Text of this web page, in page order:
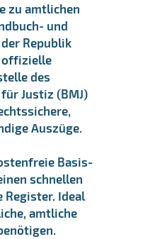
zu amtlichen
und
Republik
offizielle
des
Justiz (BMJ)
Auszüge.
Basis-
schnellen
Ideal
amtliche